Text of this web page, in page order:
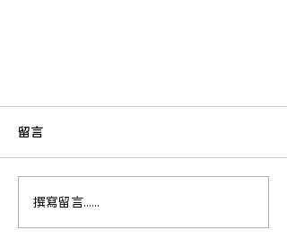
留言
撰寫留言......